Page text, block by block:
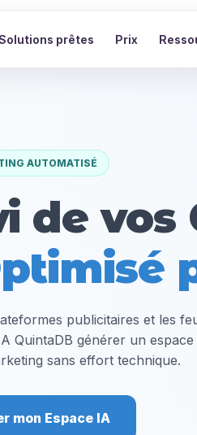
prêtes Prix
AUTOMATISÉ
de vos
publicitaires et les
QuintaDB générer un
sans effort technique.
mon Espace IA